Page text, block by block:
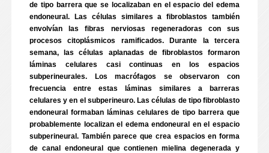
de tipo barrera que se localizaban en el espacio del edema
endoneural. Las células similares a fibroblastos también
envolvían las fibras nerviosas regeneradoras con sus
procesos citoplásmicos ramificados. Durante la tercera
semana, las células aplanadas de fibroblastos formaron
láminas celulares casi continuas en los espacios
subperineurales. Los macrófagos se observaron con
frecuencia entre estas láminas similares a barreras
celulares y en el subperineuro. Las células de tipo fibroblasto
endoneural formaban láminas celulares de tipo barrera que
probablemente localizan el edema endoneural en el espacio
subperineural. También parece que crea espacios en forma
de canal endoneural que contienen mielina degenerada y